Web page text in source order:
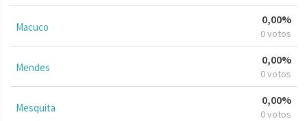
Macuco
0,00%
0 votos
Mendes
0,00%
0 votos
Mesquita
0,00%
0 votos